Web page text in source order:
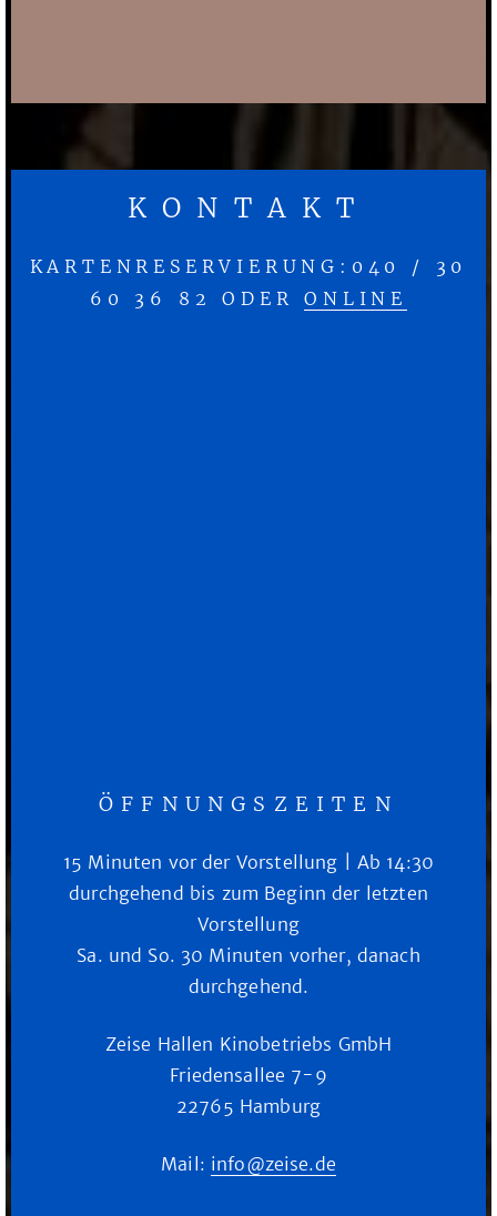
KONTAKT
KARTENRESERVIERUNG:040 / 30
60 36 82 ODERONLINE
ÖFFNUNGSZEITEN
15 Minuten vor der Vorstellung | Ab 14:30
durchgehend bis zum Beginn der letzten
Vorstellung
Sa. und So. 30 Minuten vorher, danach
durchgehend.
Zeise Hallen Kinobetriebs GmbH
Friedensallee 7-9
22765 Hamburg
Mail: info@zeise.de